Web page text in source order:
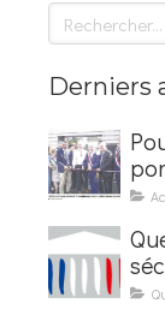
Rechercher
Derniers